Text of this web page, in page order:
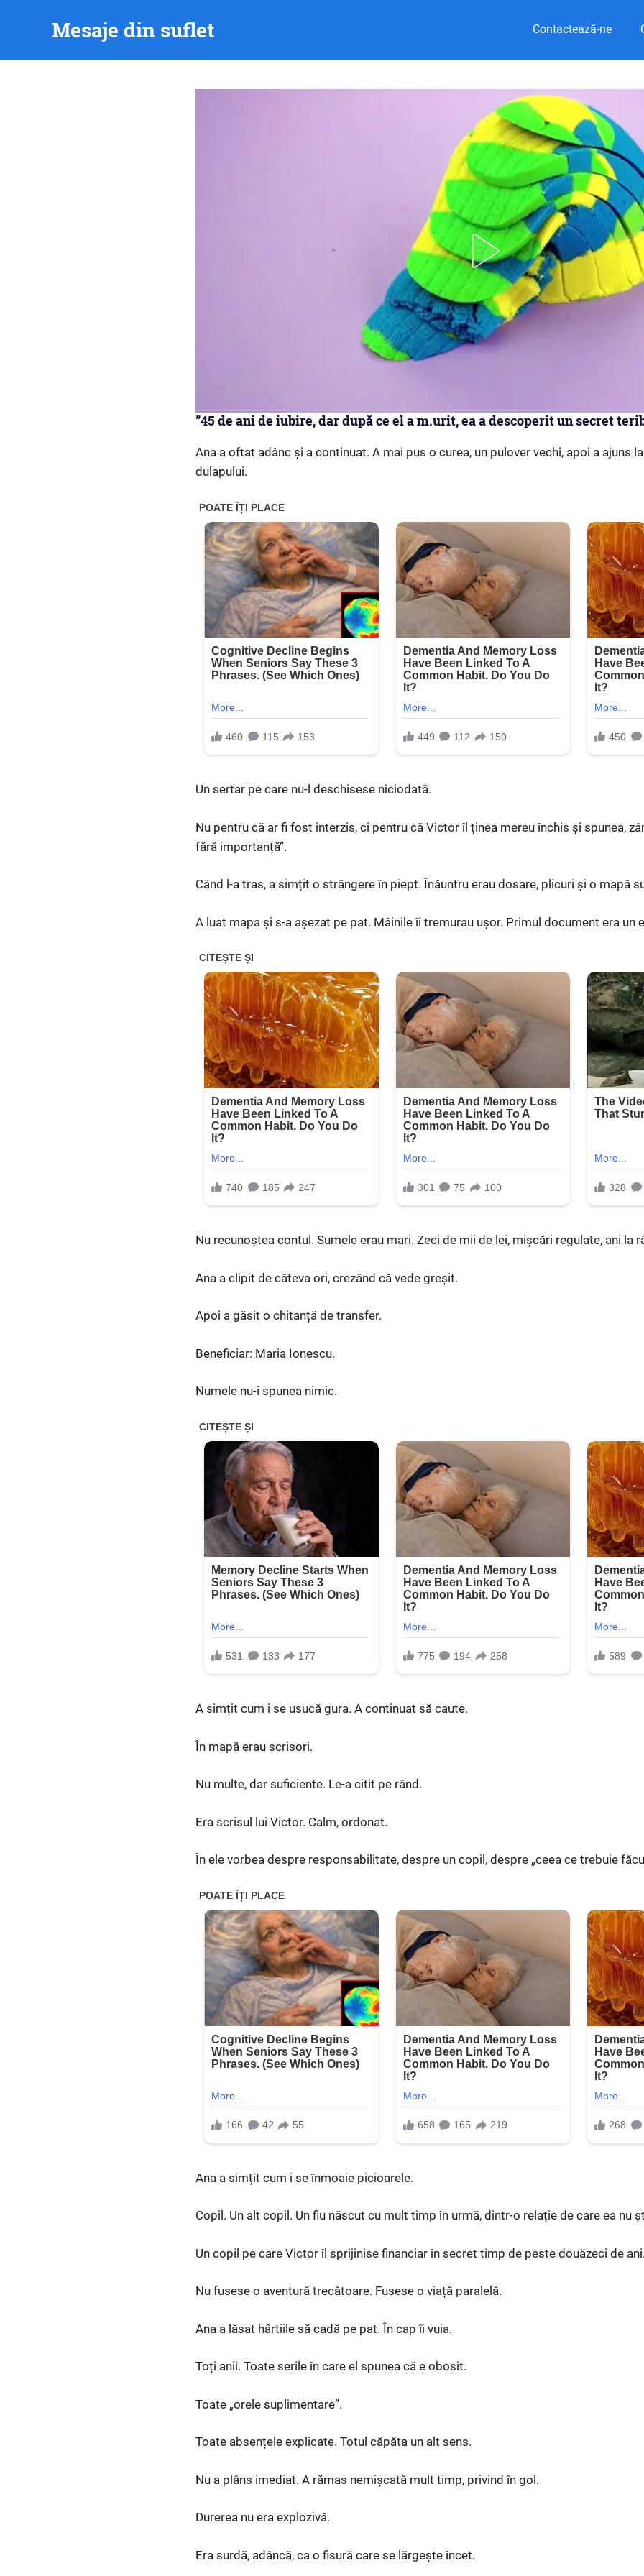
Mesaje din suflet Contactează-ne
”45 de ani de iubire, dar după ce el a m.urit, ea a descoperit un secret
Ana a oftat adânc și a continuat. A mai pus o curea, un pulover vechi, apoi a ajuns
dulapului.
Un sertar pe care nu-l deschisese niciodată.
Nu pentru că ar fi fost interzis, ci pentru că Victor îl ținea mereu închis și spunea,
fără importanță”.
Când l-a tras, a simțit o strângere în piept. Înăuntru erau dosare, plicuri și o mapă
A luat mapa și s-a așezat pe pat. Mâinile îi tremurau ușor. Primul document era un
Nu recunoștea contul. Sumele erau mari. Zeci de mii de lei, mișcări regulate, ani la
Ana a clipit de câteva ori, crezând că vede greșit.
Apoi a găsit o chitanță de transfer.
Beneficiar: Maria Ionescu.
Numele nu-i spunea nimic.
A simțit cum i se usucă gura. A continuat să caute.
În mapă erau scrisori.
Nu multe, dar suficiente. Le-a citit pe rând.
Era scrisul lui Victor. Calm, ordonat.
În ele vorbea despre responsabilitate, despre un copil, despre „ceea ce trebuie
Ana a simțit cum i se înmoaie picioarele.
Copil. Un alt copil. Un fiu născut cu mult timp în urmă, dintr-o relație de care ea nu
Un copil pe care Victor îl sprijinise financiar în secret timp de peste douăzeci de
Nu fusese o aventură trecătoare. Fusese o viață paralelă.
Ana a lăsat hârtiile să cadă pe pat. În cap îi vuia.
Toți anii. Toate serile în care el spunea că e obosit.
Toate „orele suplimentare”.
Toate absențele explicate. Totul căpăta un alt sens.
Nu a plâns imediat. A rămas nemișcată mult timp, privind în gol.
Durerea nu era explozivă.
Era surdă, adâncă, ca o fisură care se lărgește încet.